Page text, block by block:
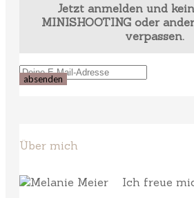
Jetzt anmelden und
MINISHOOTING oder
verpassen.
Über mich
Ich freue